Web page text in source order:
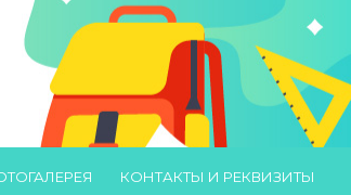
КОНТАКТЫ И РЕКВИЗИТЫ